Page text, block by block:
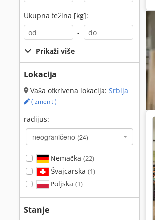
Ukupna težina [kg]:
-
Prikaži više
Lokacija
Vaša otkrivena lokacija: Srbija
(izmeniti)
radijus:
neograničeno (24)
Nemačka (22)
Švajcarska (1)
Poljska (1)
Stanje